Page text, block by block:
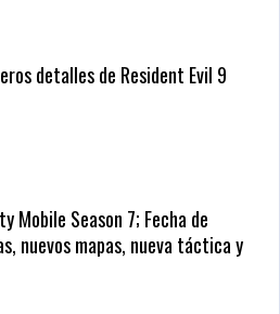
detalles de Resident Evil 9
Mobile Season 7; Fecha de
nuevos mapas, nueva táctica y